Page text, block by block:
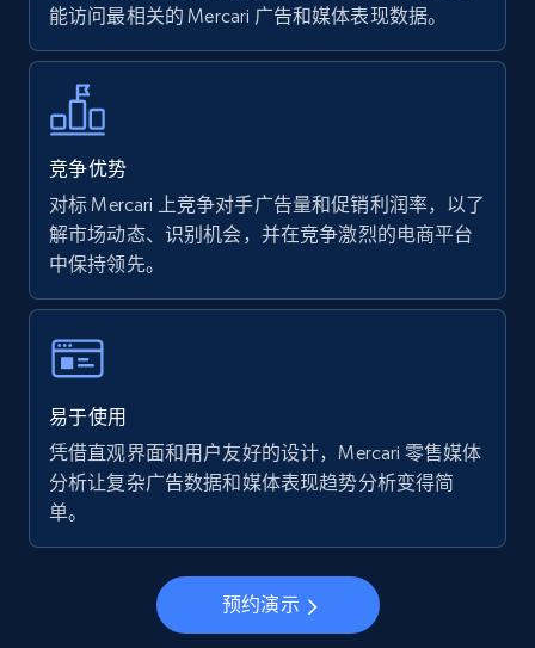
URL, Final price, Sku, Currency, Gtin,
Specifications, Image urls, Top reviews, and
more.
5.6K+ 875+ 立即开始
Walmart - products - Find new products by
using specific category URL
URL, Final price, Sku, Currency, Gtin,
Specifications, Image urls, Top reviews, and
more.
875+ 立即开始
能访问最相关的 Mercari 广告和媒体表现数据。
竞争优势
对标 Mercari 上竞争对手广告量和促销利润率，以了
解市场动态、识别机会，并在竞争激烈的电商平台
中保持领先。
易于使用
凭借直观界面和用户友好的设计，Mercari 零售媒体
分析让复杂广告数据和媒体表现趋势分析变得简
单。
预约演示